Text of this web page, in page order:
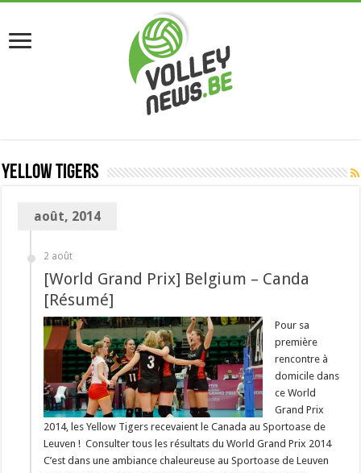
Yellow Tigers
août, 2014
2 août
[World Grand Prix] Belgium – Canda
[Résumé]
Pour sa
première
rencontre à
domicile dans
ce World
Grand Prix
2014, les Yellow Tigers recevaient le Canada au Sportoase de
Leuven ! Consulter tous les résultats du World Grand Prix 2014
C’est dans une ambiance chaleureuse au Sportoase de Leuven